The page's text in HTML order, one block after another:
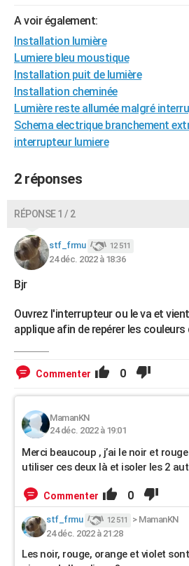
Art de vivre
Bien-être
Loisirs
Mode
Modes de vie
SANTE
Alimentation
Guide de la santé
Maladies
Médicaments
Sommeil
VOYAGE
Destinations
City break
Voyage nature
Voyage de noces
Forum
Climat
+PHOTO
GUIDES D'ACHAT
BONS PLANS
Carte de Noël
Carte Bonne année
Carte Saint-Valentin
Carte Pâques
Carte d'anniversaire
Dictionnaire
Biographies
Citations
Expressions
Proverbes
COPAINS D'AVANT
AVIS DE DÉCÈS
FORUM
Bricolage
Lifestyle
Culture
Sport
Auto
Television
Voyage
Cinema
A voir également:
Installation lumière
Lumiere bleu moustique
Installation puit de lumière
Installation cheminée
Lumière reste allumée malgré
Schema electrique branchement
interrupteur lumiere
2 réponses
RÉPONSE 1 / 2
stf_frmu 12 511
24 déc. 2022 à 18:36
Bjr
Ouvrez l'interrupteur ou le va et
applique afin de repérer les couleurs
Commenter 0
MamanKN
24 déc. 2022 à 19:01
Merci beaucoup , j’ai le noir et
utiliser ces deux là et isoler les 2
Commenter 0
stf_frmu 12 511 > MamanKN
24 déc. 2022 à 21:28
Les noir, rouge, orange et violet